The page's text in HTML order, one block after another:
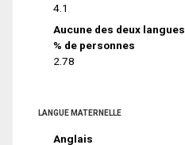
4.1
Aucune des deux langues
% de personnes
2.78
LANGUE MATERNELLE
Anglais